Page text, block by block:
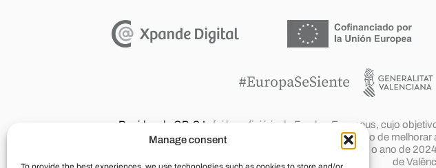
Manage consent
Barridos de OP, S.L.
foi beneficiária de Fundos Europeus, cujo
qual pôs em marcha um Plano de Ação com o objetivo de
comércio eletrónico em mercados internacionais durante o ano de
de